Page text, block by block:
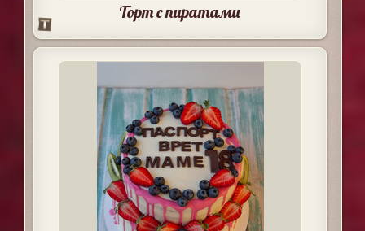
Торт с пиратами